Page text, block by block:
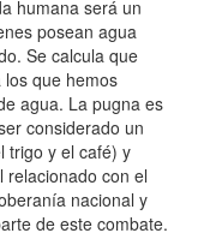
humana será un
posean agua
Se calcula que
que hemos
agua. La pugna es
considerado un
trigo y el café) y
relacionado con el
nacional y
de este combate.